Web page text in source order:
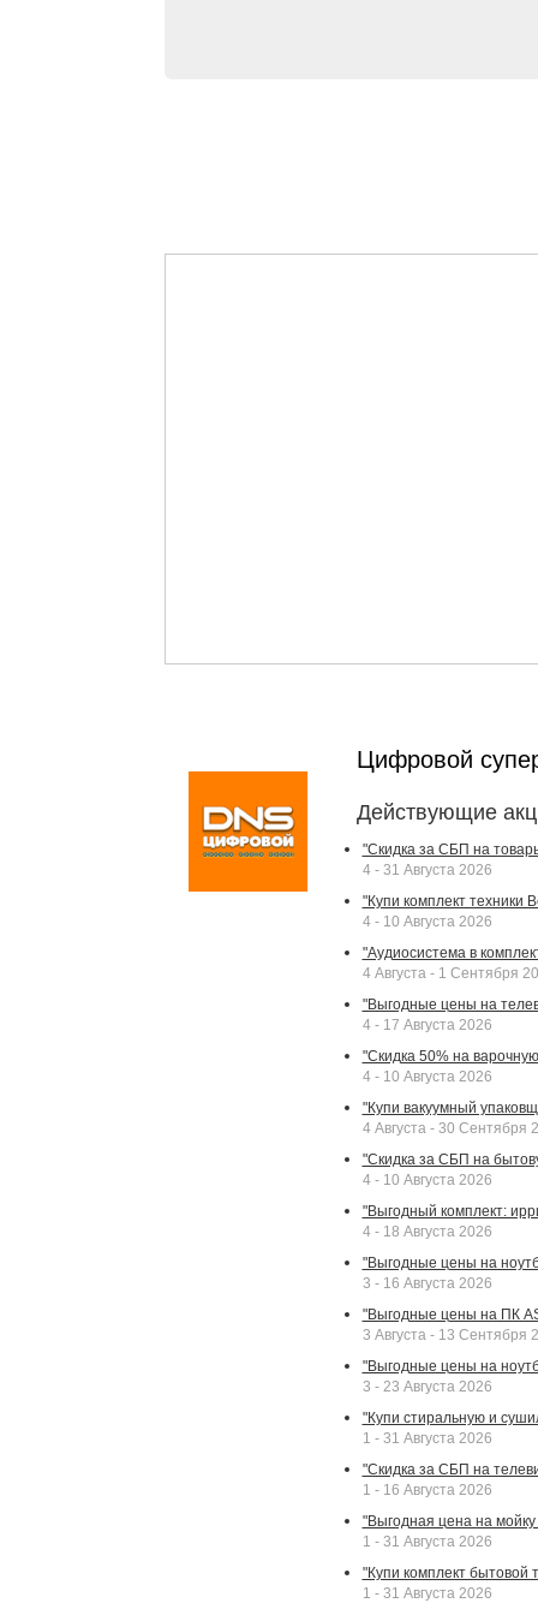
Цифровой
Действующие
"Скидка за СБП на
4 - 31 Августа 2026
"Купи комплект техники
4 - 10 Августа 2026
"Аудиосистема в
4 Августа - 1 Сентября
"Выгодные цены на
4 - 17 Августа 2026
"Скидка 50% на
4 - 10 Августа 2026
"Купи вакуумный
4 Августа - 30 Сентября
"Скидка за СБП на
4 - 10 Августа 2026
"Выгодный комплект:
4 - 18 Августа 2026
"Выгодные цены на
3 - 16 Августа 2026
"Выгодные цены на ПК
3 Августа - 13 Сентября
"Выгодные цены на
3 - 23 Августа 2026
"Купи стиральную и
1 - 31 Августа 2026
"Скидка за СБП на
1 - 16 Августа 2026
"Выгодная цена на
1 - 31 Августа 2026
"Купи комплект бытовой
1 - 31 Августа 2026